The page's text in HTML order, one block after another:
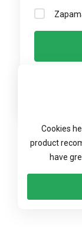
Not a
Cookies
product
have